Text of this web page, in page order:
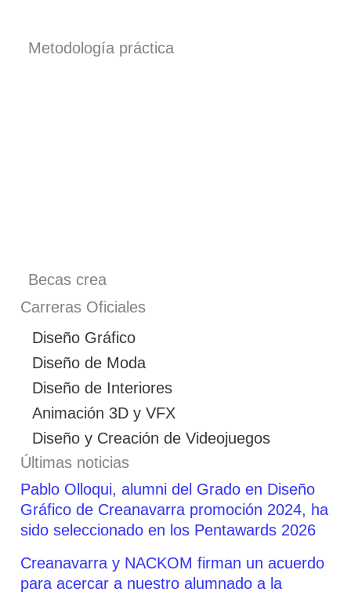
Metodología práctica
Becas crea
Carreras Oficiales
Diseño Gráfico
Diseño de Moda
Diseño de Interiores
Animación 3D y VFX
Diseño y Creación de Videojuegos
Últimas noticias
Pablo Olloqui, alumni del Grado en Diseño
Gráfico de Creanavarra promoción 2024, ha
sido seleccionado en los Pentawards 2026
Creanavarra y NACKOM firman un acuerdo
para acercar a nuestro alumnado a la